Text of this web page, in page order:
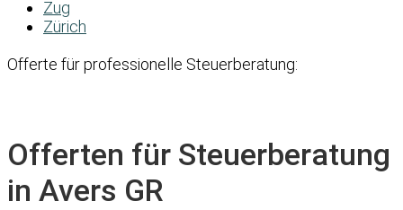
Zug
Zürich
Offerte für professionelle Steuerberatung:
Offerten für Steuerberatung
in Avers GR